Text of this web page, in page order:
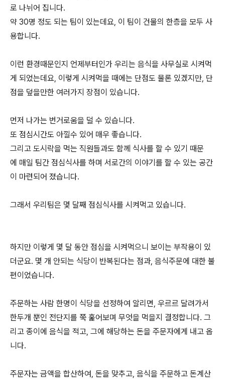
로 나뉘어 집니다.
약 30명 정도 되는 팀이 있는데요, 이 팀이 건물의 한층을 모두 사
용합니다.
이런 환경때문인지 언제부터인가 우리는 음식을 사무실로 시켜먹
게 되었는데요, 이렇게 시켜먹을 때에는 단점도 물론 있겠지만, 단
점을 덮을만한 여러가지 장점이 있습니다.
먼저 나가는 번거로움을 덜 수 있습니다.
또 점심시간도 아낄수 있어 매우 좋습니다.
그리고 도시락을 먹는 직원들과도 함께 식사를 할 수 있기 때문
에 매일 팀간 점심식사를 하며 서로간의 이야기를 할 수 있는 공간
이 마련되어 졌습니다.
그래서 우리팀은 몇 달째 점심식사를 시켜먹고 있습니다.
하지만 이렇게 몇 달 동안 점심을 시켜먹으니 보이는 부작용이 있
더군요. 몇 개 안되는 식당이 반복된다는 점과, 음식주문에 대한 불
편이었습니다.
주문하는 사람 한명이 식당을 선정하여 알리면, 우르르 달려가서
한두개 뿐인 전단지를 쭉 훑어보며 무엇을 먹을지 결정합니다. 그
리고 종이에 음식을 적고, 그에 해당하는 돈을 주문자에게 내고 옵
니다.
주문자는 금액을 합산하여, 돈을 맞추고, 음식을 주문하고 돈계산